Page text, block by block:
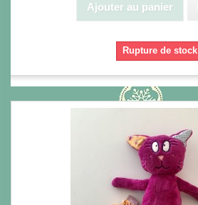
Ajouter au panier
Rupture de stock